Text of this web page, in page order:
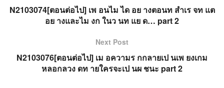
N2103074[ตอนต่อไป] เพ อนไม ได อย างตอนท สำเร จท แต
อย างและไม งก ในว นท แย ด… part 2
Next Post
N2103076[ตอนต่อไป] เม อความร กกลายเป นเพ ยงเกม
หลอกลวง ดท ายใครจะเป นผ ชนะ part 2